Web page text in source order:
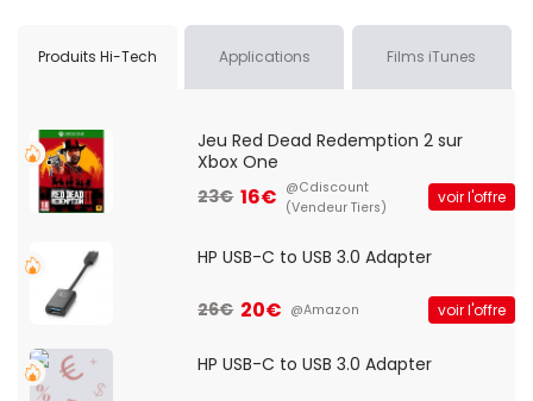
Produits Hi-Tech Applications Films iTunes
Jeu Red Dead Redemption 2 sur
Xbox One
23€ 16€ @Cdiscount
(Vendeur Tiers)
voir l'offre
HP USB-C to USB 3.0 Adapter
26€ 20€ @Amazon voir l'offre
HP USB-C to USB 3.0 Adapter